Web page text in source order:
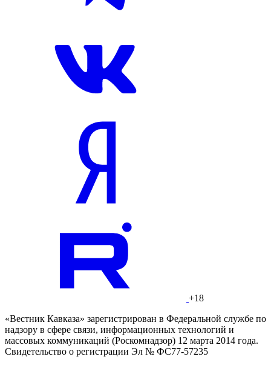
+18
«Вестник Кавказа» зарегистрирован в Федеральной службе по
надзору в сфере связи, информационных технологий и
массовых коммуникаций (Роскомнадзор) 12 марта 2014 года.
Свидетельство о регистрации Эл № ФС77-57235